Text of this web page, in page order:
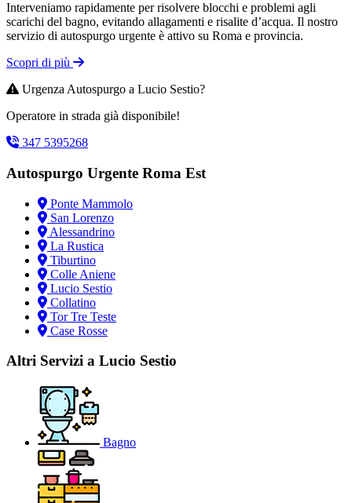
Interveniamo rapidamente per risolvere blocchi e problemi agli
scarichi del bagno, evitando allagamenti e risalite d’acqua. Il nostro
servizio di autospurgo urgente è attivo su Roma e provincia.
Scopri di più
Urgenza Autospurgo a Lucio Sestio?
Operatore in strada già disponibile!
347 5395268
Autospurgo Urgente Roma Est
Ponte Mammolo
San Lorenzo
Alessandrino
La Rustica
Tiburtino
Colle Aniene
Lucio Sestio
Collatino
Tor Tre Teste
Case Rosse
Altri Servizi a Lucio Sestio
Bagno